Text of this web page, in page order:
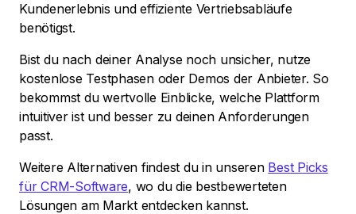
Kundenerlebnis und effiziente Vertriebsabläufe
benötigst.
Bist du nach deiner Analyse noch unsicher, nutze
kostenlose Testphasen oder Demos der Anbieter. So
bekommst du wertvolle Einblicke, welche Plattform
intuitiver ist und besser zu deinen Anforderungen
passt.
Weitere Alternativen findest du in unseren Best Picks
für CRM-Software, wo du die bestbewerteten
Lösungen am Markt entdecken kannst.